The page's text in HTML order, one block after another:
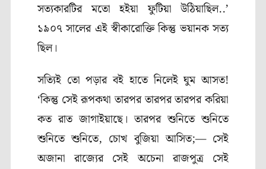
সত্যকারটির মতো হইয়া ফুটিয়া উঠিয়াছিল..’
১৯০৭ সালের এই স্বীকারোক্তি কিন্তু ভয়ানক সত্য
ছিল।
সত্যিই তো পড়ার বই হাতে নিলেই ঘুম আসত!
‘কিন্তু সেই রূপকথা তারপর তারপর তারপর করিয়া
কত রাত জাগাইয়াছে। তারপর শুনিতে শুনিতে
শুনিতে শুনিতে, চোখ বুজিয়া আসিত;— সেই
অজানা রাজ্যের সেই অচেনা রাজপুত্র সেই